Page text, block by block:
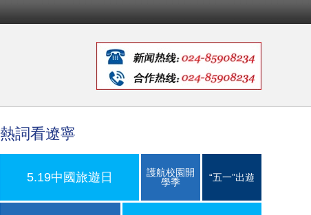
熱詞看遼寧
5.19中國旅遊日
護航校園開
學季
“五一”出遊